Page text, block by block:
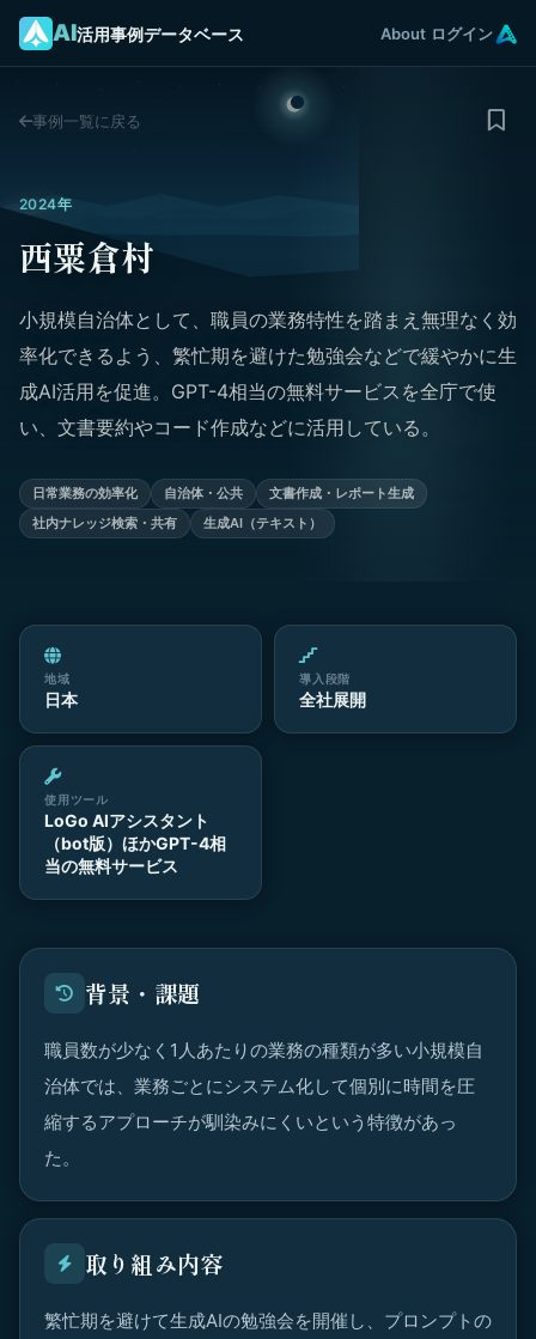
AI活用事例データベース About ログイン
事例一覧に戻る
2024年
西粟倉村
小規模自治体として、職員の業務特性を踏まえ無理なく効
率化できるよう、繁忙期を避けた勉強会などで緩やかに生
成AI活用を促進。GPT-4相当の無料サービスを全庁で使
い、文書要約やコード作成などに活用している。
日常業務の効率化 自治体・公共
文書作成・レポート生成
社内ナレッジ検索・共有
生成AI（テキスト）
地域
日本
導入段階
全社展開
使用ツール
LoGo AIアシスタント
（bot版）ほかGPT-4相
当の無料サービス
背景・課題
職員数が少なく1人あたりの業務の種類が多い小規模自
治体では、業務ごとにシステム化して個別に時間を圧
縮するアプローチが馴染みにくいという特徴があっ
た。
取り組み内容
繁忙期を避けて生成AIの勉強会を開催し、プロンプトの